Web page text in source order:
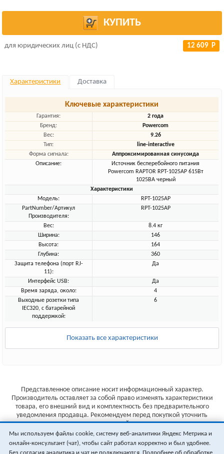
КУПИТЬ
для юридических лиц (с НДС) 12 609 Р
Характеристики Доставка
Ключевые характеристики
Гарантия:
2 года
Бренд:
Powercom
Вес:
9.26
Тип:
line-interactive
Форма сигнала:
Аппроксимированная синусоида
Описание:
Источник бесперебойного питания
Powercom RAPTOR RPT-1025AP 615Вт
1025ВА черный
Характеристики
Модель:
RPT-1025AP
PartNumber/Артикул
Производителя:
RPT-1025AP
Вес:
8.4 кг
Ширина:
146
Высота:
164
Глубина:
360
Защита телефона (порт RJ-
11):
Да
Интерфейс USB:
Да
Время заряда, около:
4
Выходные розетки типа
IEC320, с батарейной
поддержкой:
6
Показать все характеристики
Представленное описание носит информационный характер.
Производитель оставляет за собой право изменять характеристики
товара, его внешний вид и комплектность без предварительного
уведомления продавца. Рекомендуем перед покупкой уточнить
характеристики товара на сайте производителя.
Указанные цены не являются публичной офертой (ст.435 ГК РФ).
Стоимость и наличие товара уточняйте у менеджера.
Мы используем файлы cookie, систему веб-аналитики Яндекс Метрика и
онлайн-консультант (чат), чтобы сайт работал корректно и был удобнее.